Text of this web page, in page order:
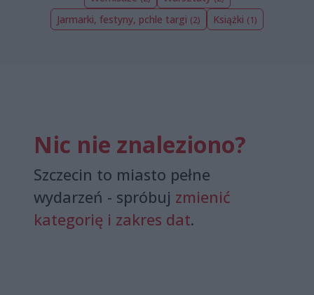
Jarmarki, festyny, pchle targi (2) Książki (1)
Nic nie znaleziono?
Szczecin to miasto pełne
wydarzeń - spróbuj zmienić
kategorię i zakres dat.